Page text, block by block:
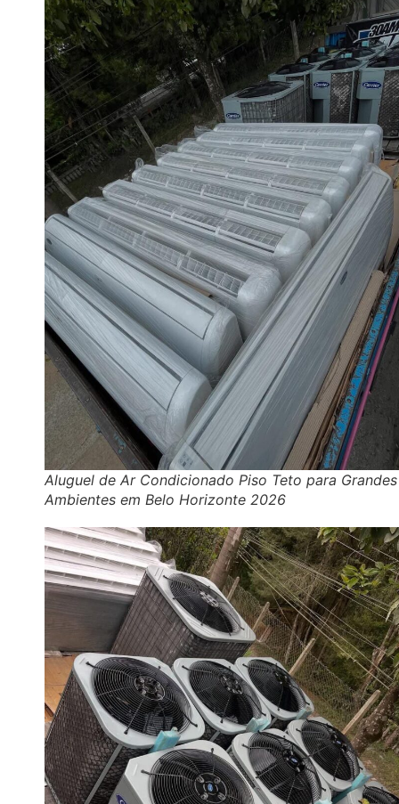
Aluguel de Ar Condicionado Piso Teto para Grandes
Ambientes em Belo Horizonte 2026